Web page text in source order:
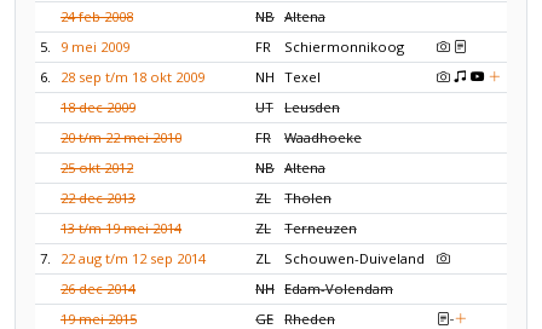
24 feb 2008 NB Altena
5.
9 mei 2009 FR
Schiermonnikoog
6.
28 sep t/m 18 okt 2009 NH Texel
18 dec 2009
UT Leusden
20 t/m 22 mei 2010
FR
Waadhoeke
25 okt 2012
NB Altena
22 dec 2013
ZL
Tholen
13 t/m 19 mei 2014
ZL
Terneuzen
7.
22 aug t/m 12 sep 2014 ZL
Schouwen-Duiveland
26 dec 2014
NH Edam-Volendam
19 mei 2015
GE Rheden